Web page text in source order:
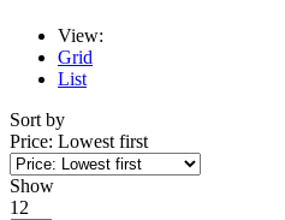
View:
Grid
List
Sort by
Price: Lowest first
Show
12